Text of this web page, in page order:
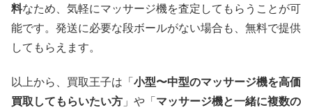
料なため、気軽にマッサージ機を査定してもらうことが可
能です。発送に必要な段ボールがない場合も、無料で提供
してもらえます。
以上から、買取王子は「小型〜中型のマッサージ機を高価
買取してもらいたい方 」や「マッサージ機と一緒に複数の